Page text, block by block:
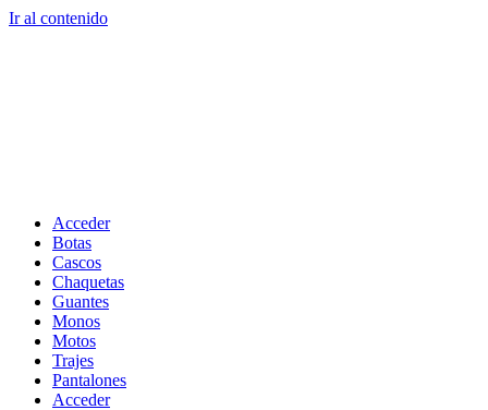
Ir al contenido
Acceder
Botas
Cascos
Chaquetas
Guantes
Monos
Motos
Trajes
Pantalones
Acceder